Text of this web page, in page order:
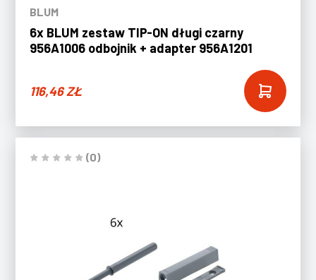
BLUM
6x BLUM zestaw TIP-ON długi czarny
956A1006 odbojnik + adapter 956A1201
116,46ZŁ
(0)